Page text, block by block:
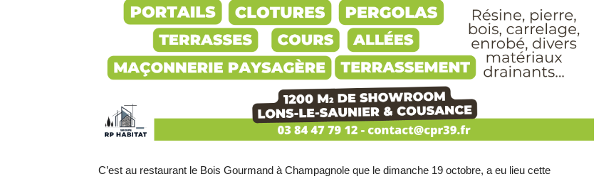
C’est au restaurant le Bois Gourmand à Champagnole que le dimanche 19 octobre, a eu lieu cette